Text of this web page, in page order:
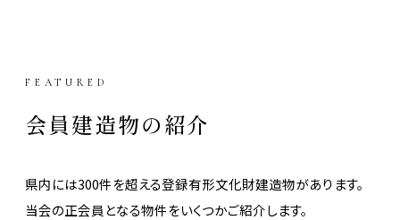
FEATURED
会員建造物の紹介
県内には300件を超える登録有形文化財建造物があります。
当会の正会員となる物件をいくつかご紹介します。